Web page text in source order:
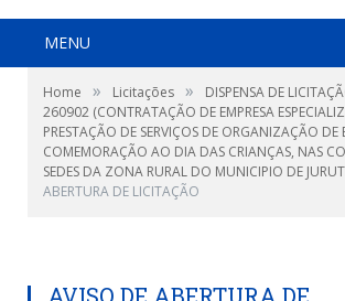
MENU
Home » Licitações »
DISPENSA DE
260902 (CONTRATAÇÃO DE EMPRESA
PRESTAÇÃO DE SERVIÇOS DE ORGANIZAÇÃO DE
COMEMORAÇÃO AO DIA DAS CRIANÇAS, NAS
SEDES DA ZONA RURAL DO MUNICIPIO DE
ABERTURA DE LICITAÇÃO